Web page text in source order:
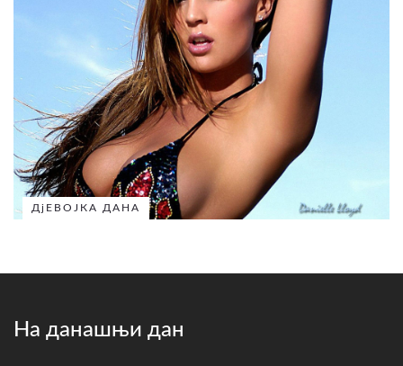
ДјЕВОЈКА ДАНА
На данашњи дан